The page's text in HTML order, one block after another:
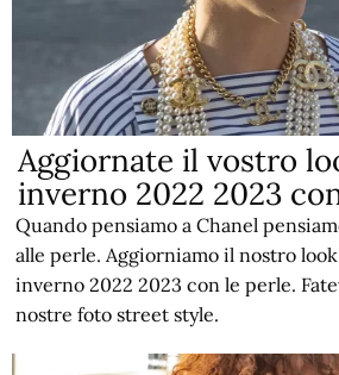
Aggiornate il vostro
inverno 2022 2023
Quando pensiamo a Chanel
alle perle. Aggiorniamo il nostro
inverno 2022 2023 con le perle.
nostre foto street style.